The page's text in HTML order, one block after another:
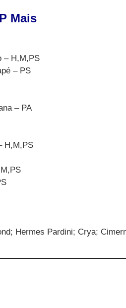
Mais
– H,M,PS
– PS
– PA
H,M,PS
Hermes Pardini; Crya;